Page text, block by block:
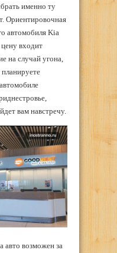
именно ту
Ориентировочная
автомобиля Kia
входит
на случай угона,
вам навстречу.
возможен за